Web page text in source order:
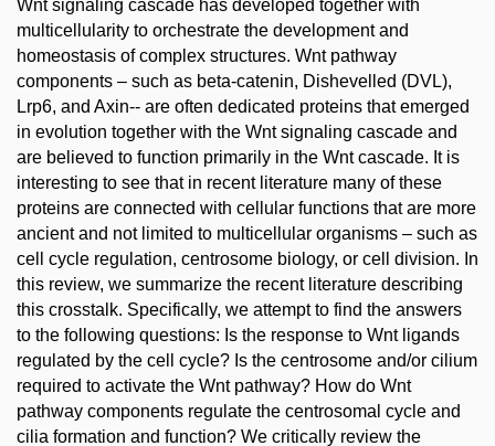
Wnt signaling cascade has developed together with
multicellularity to orchestrate the development and
homeostasis of complex structures. Wnt pathway
components – such as beta-catenin, Dishevelled (DVL),
Lrp6, and Axin-- are often dedicated proteins that emerged
in evolution together with the Wnt signaling cascade and
are believed to function primarily in the Wnt cascade. It is
interesting to see that in recent literature many of these
proteins are connected with cellular functions that are more
ancient and not limited to multicellular organisms – such as
cell cycle regulation, centrosome biology, or cell division. In
this review, we summarize the recent literature describing
this crosstalk. Specifically, we attempt to find the answers
to the following questions: Is the response to Wnt ligands
regulated by the cell cycle? Is the centrosome and/or cilium
required to activate the Wnt pathway? How do Wnt
pathway components regulate the centrosomal cycle and
cilia formation and function? We critically review the